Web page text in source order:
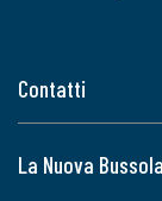
Contatti
La Nuova